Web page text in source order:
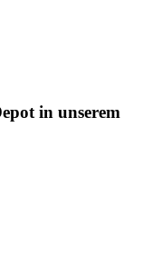
in unserem